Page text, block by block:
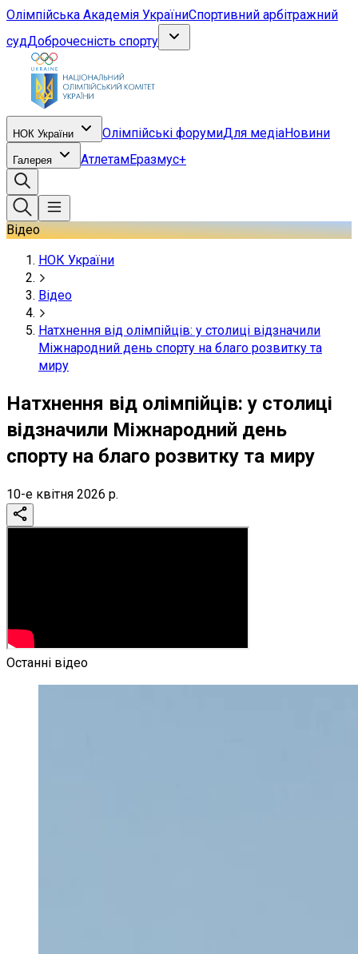
Олімпійська Академія УкраїниСпортивний арбітражний
судДоброчесність спорту
НОК України Олімпійські форумиДля медіаНовини
Галерея АтлетамЕразмус+
Відео
НОК України
Відео
Натхнення від олімпійців: у столиці відзначили
Міжнародний день спорту на благо розвитку та
миру
Натхнення від олімпійців: у столиці
відзначили Міжнародний день
спорту на благо розвитку та миру
10-е квітня 2026 р.
Останні відео